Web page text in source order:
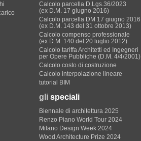
Calcolo parcella D.Lgs.36/2023
(ex D.M. 17 giugno 2016)
Calcolo parcella DM 17 giugno 2016
(ex D.M. 143 del 31 ottobre 2013)
Calcolo compenso professionale
(ex D.M. 140 del 20 luglio 2012)
Calcolo tariffa Architetti ed Ingegneri
per Opere Pubbliche (D.M. 4/4/2001)
Calcolo costo di costruzione
Calcolo interpolazione lineare
tutorial BIM
gli speciali
Biennale di architettura 2025
Renzo Piano World Tour 2024
Milano Design Week 2024
Wood Architecture Prize 2024